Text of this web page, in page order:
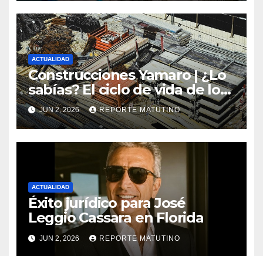
ACTUALIDAD
Construcciones Yamaro | ¿Lo
sabías? El ciclo de vida de los
materiales de construcción
revoluciona eficiencia en
proyectos modernos
JUN 2, 2026 REPORTE MATUTINO
ACTUALIDAD
Éxito jurídico para José
Leggio Cassara en Florida
JUN 2, 2026 REPORTE MATUTINO